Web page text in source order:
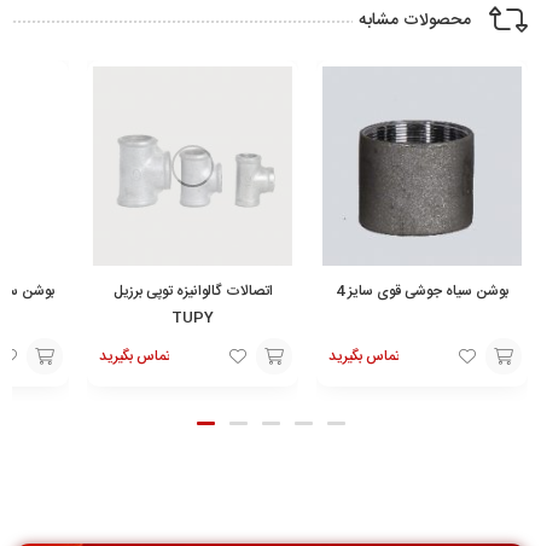
محصولات مشابه
بوشن سیاه جوشی قوی سایز 4
تماس بگیرید
اتصالات گالوانیزه توپی برزیل
TUPY
تماس بگیرید
به
بوشن